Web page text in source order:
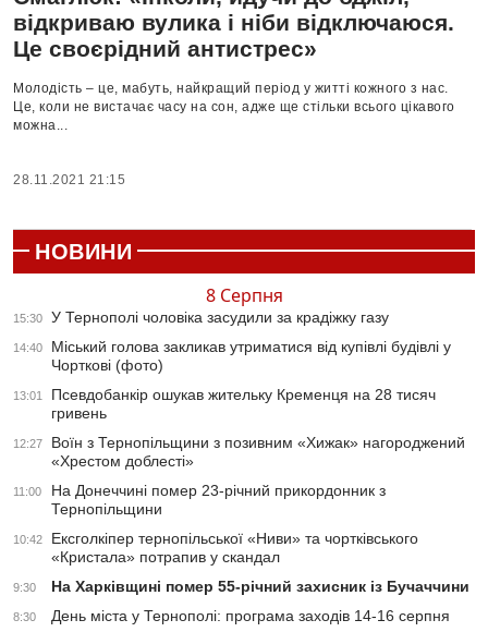
відкриваю вулика і ніби відключаюся.
Це своєрідний антистрес»
Молодість – це, мабуть, найкращий період у житті кожного з нас.
Це, коли не вистачає часу на сон, адже ще стільки всього цікавого
можна...
28.11.2021 21:15
НОВИНИ
8 Серпня
15:30 У Тернополі чоловіка засудили за крадіжку газу
14:40
Міський голова закликав утриматися від купівлі будівлі у
Чорткові (фото)
13:01
Псевдобанкір ошукав жительку Кременця на 28 тисяч
гривень
12:27
Воїн з Тернопільщини з позивним «Хижак» нагороджений
«Хрестом доблесті»
11:00
На Донеччині помер 23-річний прикордонник з
Тернопільщини
10:42
Ексголкіпер тернопільської «Ниви» та чортківського
«Кристала» потрапив у скандал
9:30 На Харківщині помер 55-річний захисник із Бучаччини
8:30 День міста у Тернополі: програма заходів 14-16 серпня